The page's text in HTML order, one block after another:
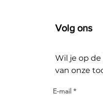
Volg ons
Wil je op
van onze
E-mail